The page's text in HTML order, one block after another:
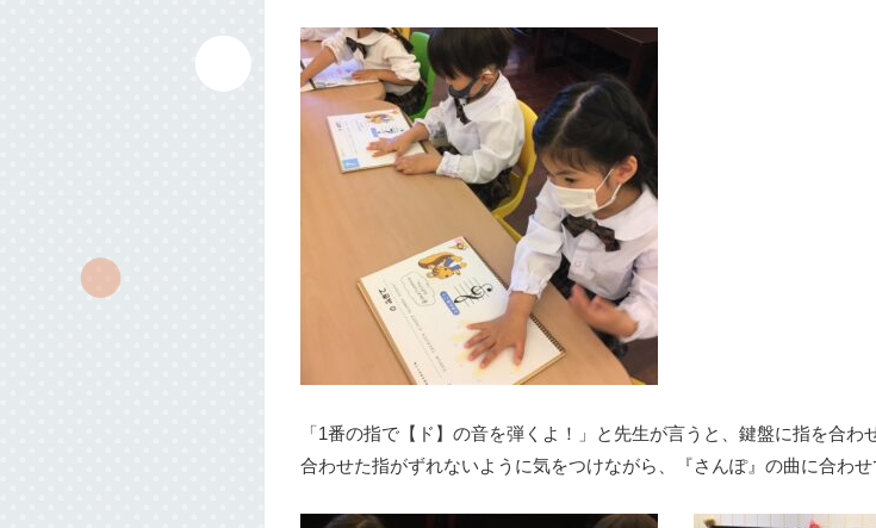
「1番の指で【ド】の音を弾くよ！」と先生が言うと、鍵盤に指を合
合わせた指がずれないように気をつけながら、『さんぽ』の曲に合わ